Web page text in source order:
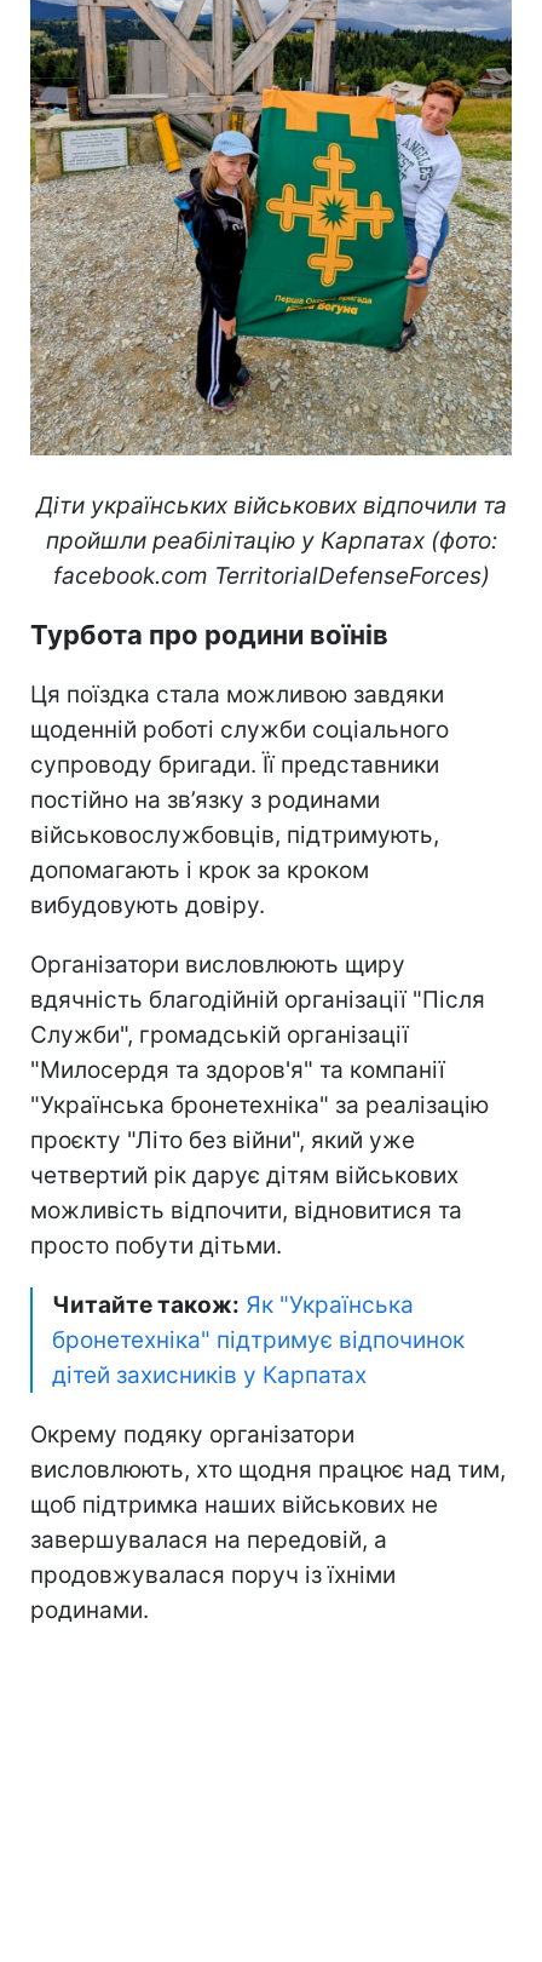
Діти українських військових відпочили та
пройшли реабілітацію у Карпатах (фото:
facebook.com TerritorialDefenseForces)
Турбота про родини воїнів
Ця поїздка стала можливою завдяки
щоденній роботі служби соціального
супроводу бригади. Її представники
постійно на зв’язку з родинами
військовослужбовців, підтримують,
допомагають і крок за кроком
вибудовують довіру.
Організатори висловлюють щиру
вдячність благодійній організації "Після
Служби", громадській організації
"Милосердя та здоров'я" та компанії
"Українська бронетехніка" за реалізацію
проєкту "Літо без війни", який уже
четвертий рік дарує дітям військових
можливість відпочити, відновитися та
просто побути дітьми.
Читайте також: Як "Українська
бронетехніка" підтримує відпочинок
дітей захисників у Карпатах
Окрему подяку організатори
висловлюють, хто щодня працює над тим,
щоб підтримка наших військових не
завершувалася на передовій, а
продовжувалася поруч із їхніми
родинами.